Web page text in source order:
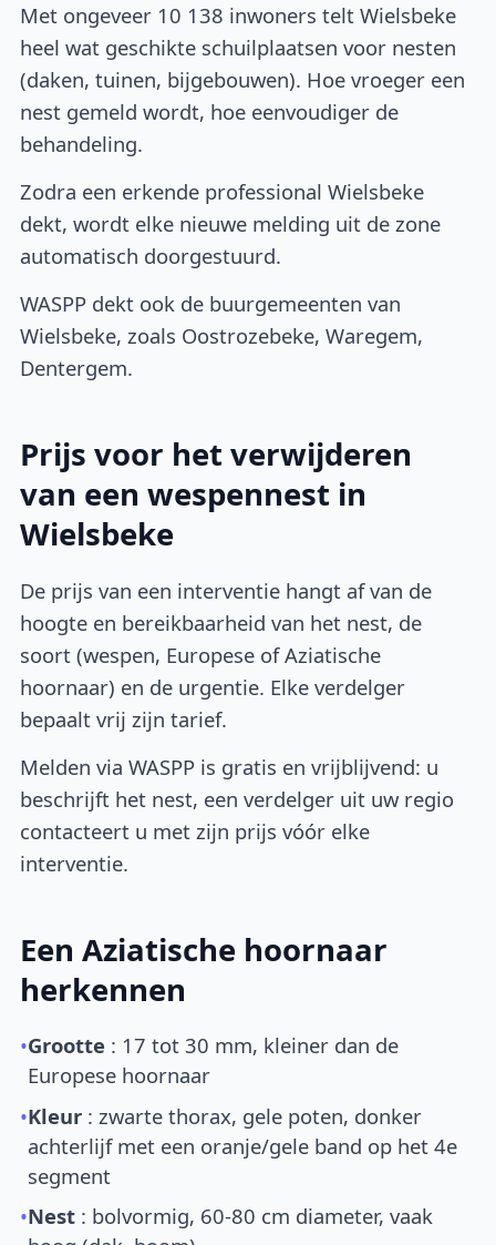
Met ongeveer 10 138 inwoners telt Wielsbeke
heel wat geschikte schuilplaatsen voor nesten
(daken, tuinen, bijgebouwen). Hoe vroeger een
nest gemeld wordt, hoe eenvoudiger de
behandeling.
Zodra een erkende professional Wielsbeke
dekt, wordt elke nieuwe melding uit de zone
automatisch doorgestuurd.
WASPP dekt ook de buurgemeenten van
Wielsbeke, zoals Oostrozebeke, Waregem,
Dentergem.
Prijs voor het verwijderen
van een wespennest in
Wielsbeke
De prijs van een interventie hangt af van de
hoogte en bereikbaarheid van het nest, de
soort (wespen, Europese of Aziatische
hoornaar) en de urgentie. Elke verdelger
bepaalt vrij zijn tarief.
Melden via WASPP is gratis en vrijblijvend: u
beschrijft het nest, een verdelger uit uw regio
contacteert u met zijn prijs vóór elke
interventie.
Een Aziatische hoornaar
herkennen
•Grootte : 17 tot 30 mm, kleiner dan de
Europese hoornaar
•Kleur : zwarte thorax, gele poten, donker
achterlijf met een oranje/gele band op het 4e
segment
•Nest : bolvormig, 60-80 cm diameter, vaak